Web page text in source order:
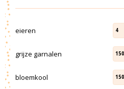
eieren 4
grijze garnalen 150
bloemkool 150